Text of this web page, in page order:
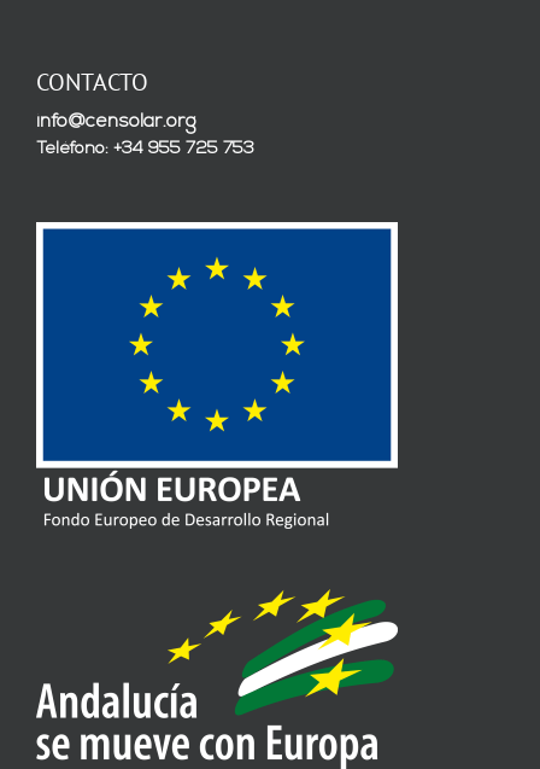
CONTACTO
info@censolar.org
Teléfono: +34 955 725 753